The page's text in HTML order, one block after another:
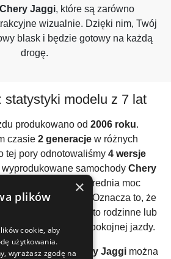
Chery Jaggi, które są zarówno
wizualnie. Dzięki nim, Twój
blask i będzie gotowy na każdą
drogę.
: statystyki modelu z 7 lat
produkowano od 2006 roku.
czasie 2 generacjew różnych
tej pory odnotowaliśmy 4 wersje
samochody Chery
benzynowy silnik. Średnia moc
silników to
. Oznacza to, że
traktować jako auto rodzinne lub
głównie do spokojnej jazdy.
generacje autaChery Jaggi można
×
plików
cookie, aby
użytkowania.
wyrażasz zgodę na